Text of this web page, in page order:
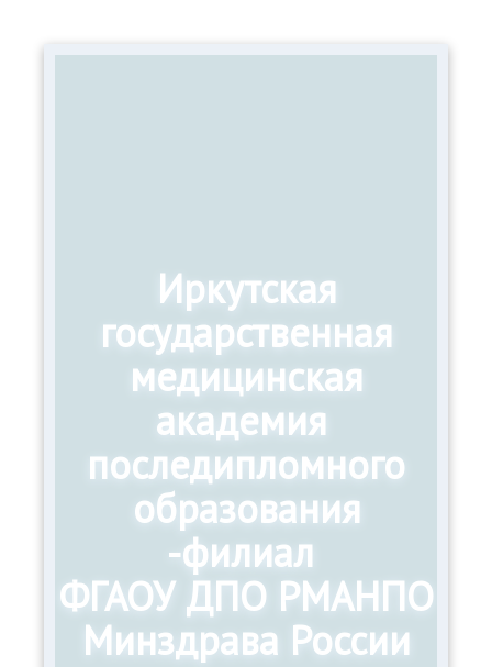
Иркутская
государственная
медицинская
академия
последипломного
образования
-филиал
ФГАОУ ДПО РМАНПО
Минздрава России